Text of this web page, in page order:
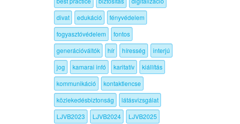
divat
edukáció
fényvédelem
fogyasztóvédelem
fontos
generációváltók
hír híresség
interjú
jog
kamarai infó karitatív
kiállítás
kommunikáció
kontaktlencse
közlekedésbiztonság
látásvizsgálat
LJVB2023
LJVB2024
LJVB2025